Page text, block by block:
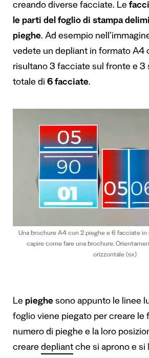
creando diverse facciate. Le
le parti del foglio di stampa
pieghe. Ad esempio
vedete un depliant in formato A4
risultano 3 facciate sul fronte e 3
totale di 6 facciate.
Una brochure A4 con 2 pieghe e 6 facciate
capire come fare una brochure.
orizzontale (sx)
Le pieghe sono appunto le linee
foglio viene piegato per creare le
numero di pieghe e la loro
creare depliantche si aprono e si